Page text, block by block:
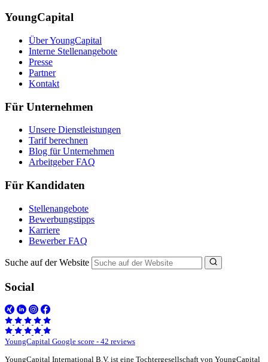
YoungCapital
Über YoungCapital
Interne Stellenangebote
Presse
Partner
Kontakt
Für Unternehmen
Unsere Dienstleistungen
Tarif berechnen
Blog für Unternehmen
Arbeitgeber FAQ
Für Kandidaten
Stellenangebote
Bewerbungstipps
Karriere
Bewerber FAQ
Suche auf der Website
Social
YoungCapital Google score - 42 reviews
YoungCapital International B.V. ist eine Tochtergesellschaft von YoungCapital